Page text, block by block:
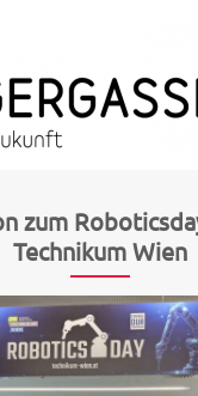
zum
Technikum Wien